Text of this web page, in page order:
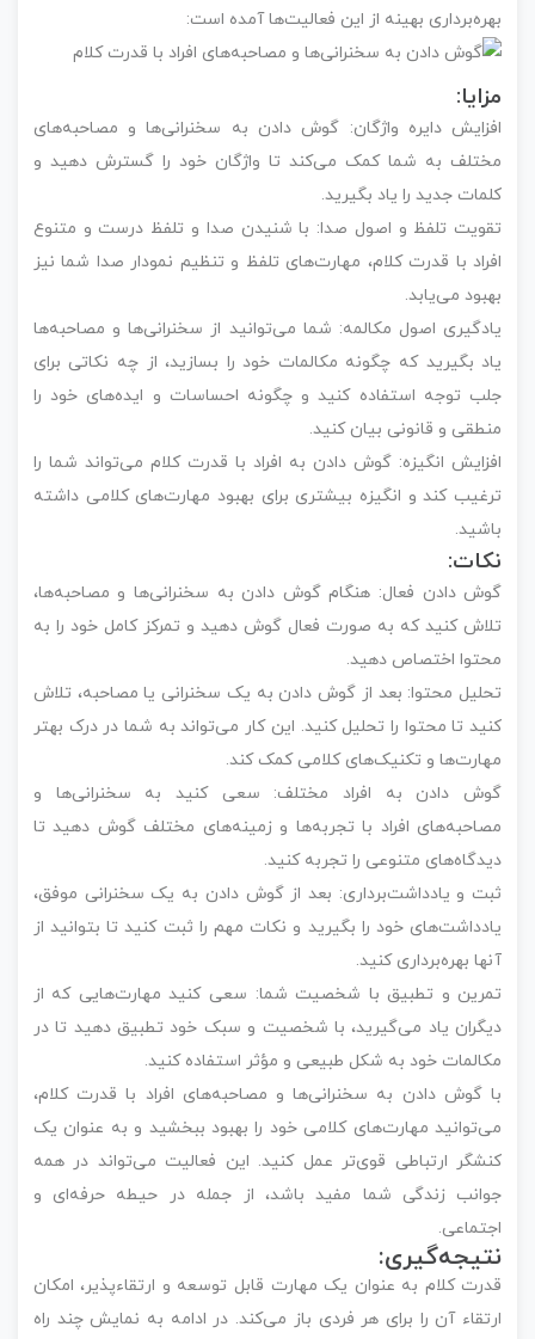
بهره‌برداری بهینه از این فعالیت‌ها آمده است:
مزایا:
افزایش دایره واژگان: گوش دادن به سخنرانی‌ها و مصاحبه‌های
مختلف به شما کمک می‌کند تا واژگان خود را گسترش دهید و
کلمات جدید را یاد بگیرید.
تقویت تلفظ و اصول صدا: با شنیدن صدا و تلفظ درست و متنوع
افراد با قدرت کلام، مهارت‌های تلفظ و تنظیم نمودار صدا شما نیز
بهبود می‌یابد.
یادگیری اصول مکالمه: شما می‌توانید از سخنرانی‌ها و مصاحبه‌ها
یاد بگیرید که چگونه مکالمات خود را بسازید، از چه نکاتی برای
جلب توجه استفاده کنید و چگونه احساسات و ایده‌های خود را
منطقی و قانونی بیان کنید.
افزایش انگیزه: گوش دادن به افراد با قدرت کلام می‌تواند شما را
ترغیب کند و انگیزه بیشتری برای بهبود مهارت‌های کلامی داشته
باشید.
نکات:
گوش دادن فعال: هنگام گوش دادن به سخنرانی‌ها و مصاحبه‌ها،
تلاش کنید که به صورت فعال گوش دهید و تمرکز کامل خود را به
محتوا اختصاص دهید.
تحلیل محتوا: بعد از گوش دادن به یک سخنرانی یا مصاحبه، تلاش
کنید تا محتوا را تحلیل کنید. این کار می‌تواند به شما در درک بهتر
مهارت‌ها و تکنیک‌های کلامی کمک کند.
گوش دادن به افراد مختلف: سعی کنید به سخنرانی‌ها و
مصاحبه‌های افراد با تجربه‌ها و زمینه‌های مختلف گوش دهید تا
دیدگاه‌های متنوعی را تجربه کنید.
ثبت و یادداشت‌برداری: بعد از گوش دادن به یک سخنرانی موفق،
یادداشت‌های خود را بگیرید و نکات مهم را ثبت کنید تا بتوانید از
آنها بهره‌برداری کنید.
تمرین و تطبیق با شخصیت شما: سعی کنید مهارت‌هایی که از
دیگران یاد می‌گیرید، با شخصیت و سبک خود تطبیق دهید تا در
مکالمات خود به شکل طبیعی و مؤثر استفاده کنید.
با گوش دادن به سخنرانی‌ها و مصاحبه‌های افراد با قدرت کلام،
می‌توانید مهارت‌های کلامی خود را بهبود ببخشید و به عنوان یک
کنشگر ارتباطی قوی‌تر عمل کنید. این فعالیت می‌تواند در همه
جوانب زندگی شما مفید باشد، از جمله در حیطه حرفه‌ای و
اجتماعی.
نتیجه‌گیری:
قدرت کلام به عنوان یک مهارت قابل توسعه و ارتقاء‌پذیر، امکان
ارتقاء آن را برای هر فردی باز می‌کند. در ادامه به نمایش چند راه